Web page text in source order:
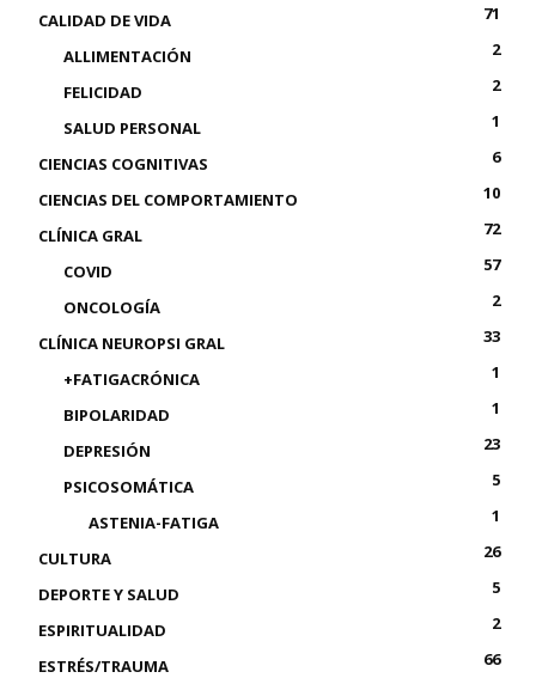
CALIDAD DE VIDA
71
ALLIMENTACIÓN
2
FELICIDAD
2
SALUD PERSONAL
1
CIENCIAS COGNITIVAS
6
CIENCIAS DEL COMPORTAMIENTO
10
CLÍNICA GRAL
72
COVID
57
ONCOLOGÍA
2
CLÍNICA NEUROPSI GRAL
33
+FATIGACRÓNICA
1
BIPOLARIDAD
1
DEPRESIÓN
23
PSICOSOMÁTICA
5
ASTENIA-FATIGA
1
CULTURA
26
DEPORTE Y SALUD
5
ESPIRITUALIDAD
2
ESTRÉS/TRAUMA
66